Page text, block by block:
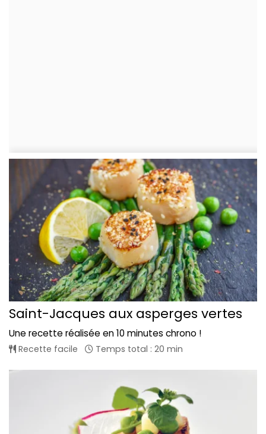
Saint-Jacques aux asperges vertes
Une recette réalisée en 10 minutes chrono !
Recette facile Temps total : 20 min